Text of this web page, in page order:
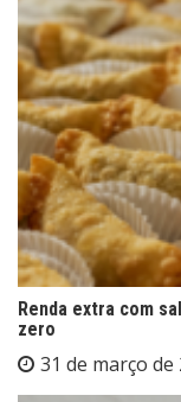
Renda extra com
zero
31 de março de